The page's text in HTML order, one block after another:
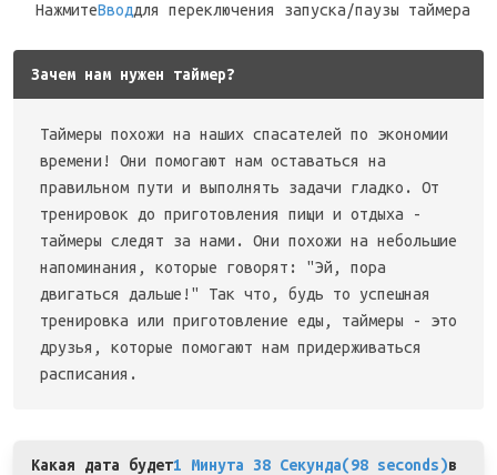
НажмитеВводдля переключения запуска/паузы таймера
Зачем нам нужен таймер?
Таймеры похожи на наших спасателей по экономии
времени! Они помогают нам оставаться на
правильном пути и выполнять задачи гладко. От
тренировок до приготовления пищи и отдыха -
таймеры следят за нами. Они похожи на небольшие
напоминания, которые говорят: "Эй, пора
двигаться дальше!" Так что, будь то успешная
тренировка или приготовление еды, таймеры - это
друзья, которые помогают нам придерживаться
расписания.
Какая дата будет1 Минута 38 Секунда(98 seconds)в